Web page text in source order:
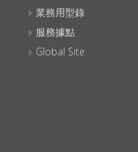
業務用型錄
服務據點
Global Site